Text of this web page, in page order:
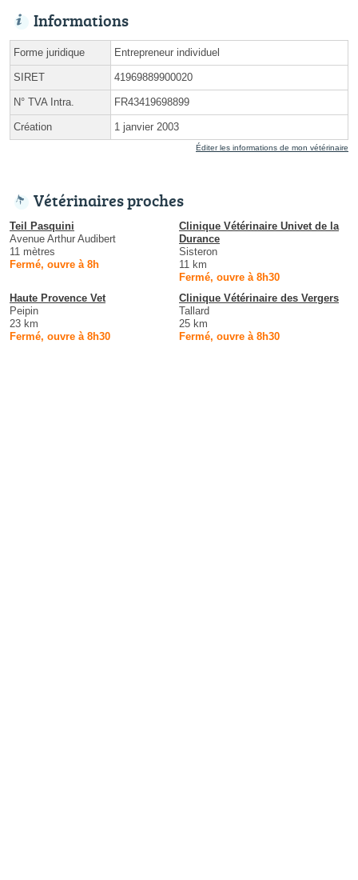
Informations
Forme juridique Entrepreneur individuel
SIRET 41969889900020
N° TVA Intra. FR43419698899
Création 1 janvier 2003
Éditer les informations de mon vétérinaire
Vétérinaires proches
Teil Pasquini
Avenue Arthur Audibert
11 mètres
Fermé, ouvre à 8h
Clinique Vétérinaire Univet de la
Durance
Sisteron
11 km
Fermé, ouvre à 8h30
Haute Provence Vet
Peipin
23 km
Fermé, ouvre à 8h30
Clinique Vétérinaire des Vergers
Tallard
25 km
Fermé, ouvre à 8h30